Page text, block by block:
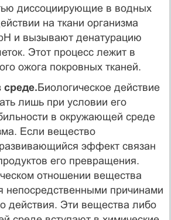
диссоциирующие в водных
на ткани организма
и вызывают денатурацию
Этот процесс лежит в
ожога покровных тканей.
среде.Биологическое действие
лишь при условии его
в окружающей среде
Если вещество
эффект связан
его превращения.
отношении вещества
непосредственными причинами
действия. Эти вещества либо